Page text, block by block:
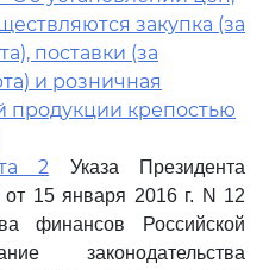
закупка (за
поставки (за
и розничная
продукции крепостью
2 Указа Президента
15 января 2016 г. N 12
финансов Российской
законодательства